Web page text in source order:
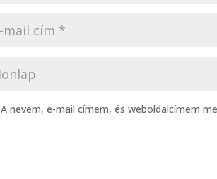
A nevem, e-mail címem, és weboldalcímem